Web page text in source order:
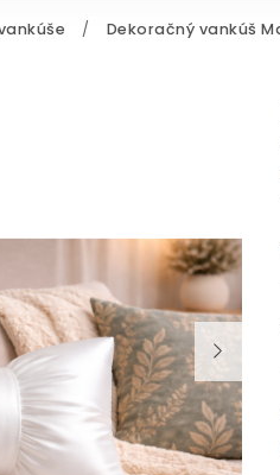
/ Dekoračný vankúš